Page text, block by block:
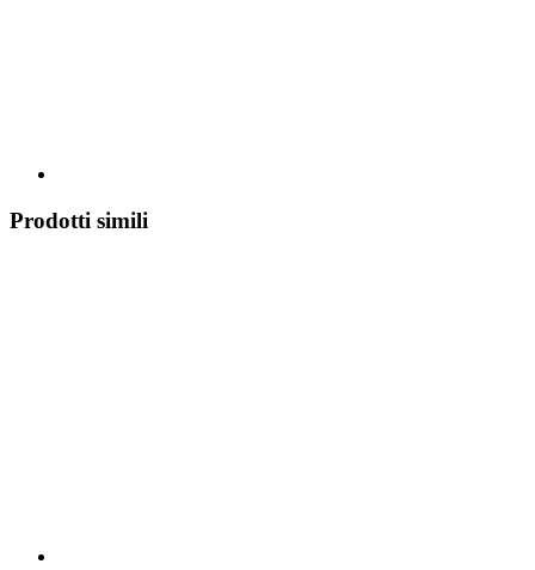
Prodotti simili